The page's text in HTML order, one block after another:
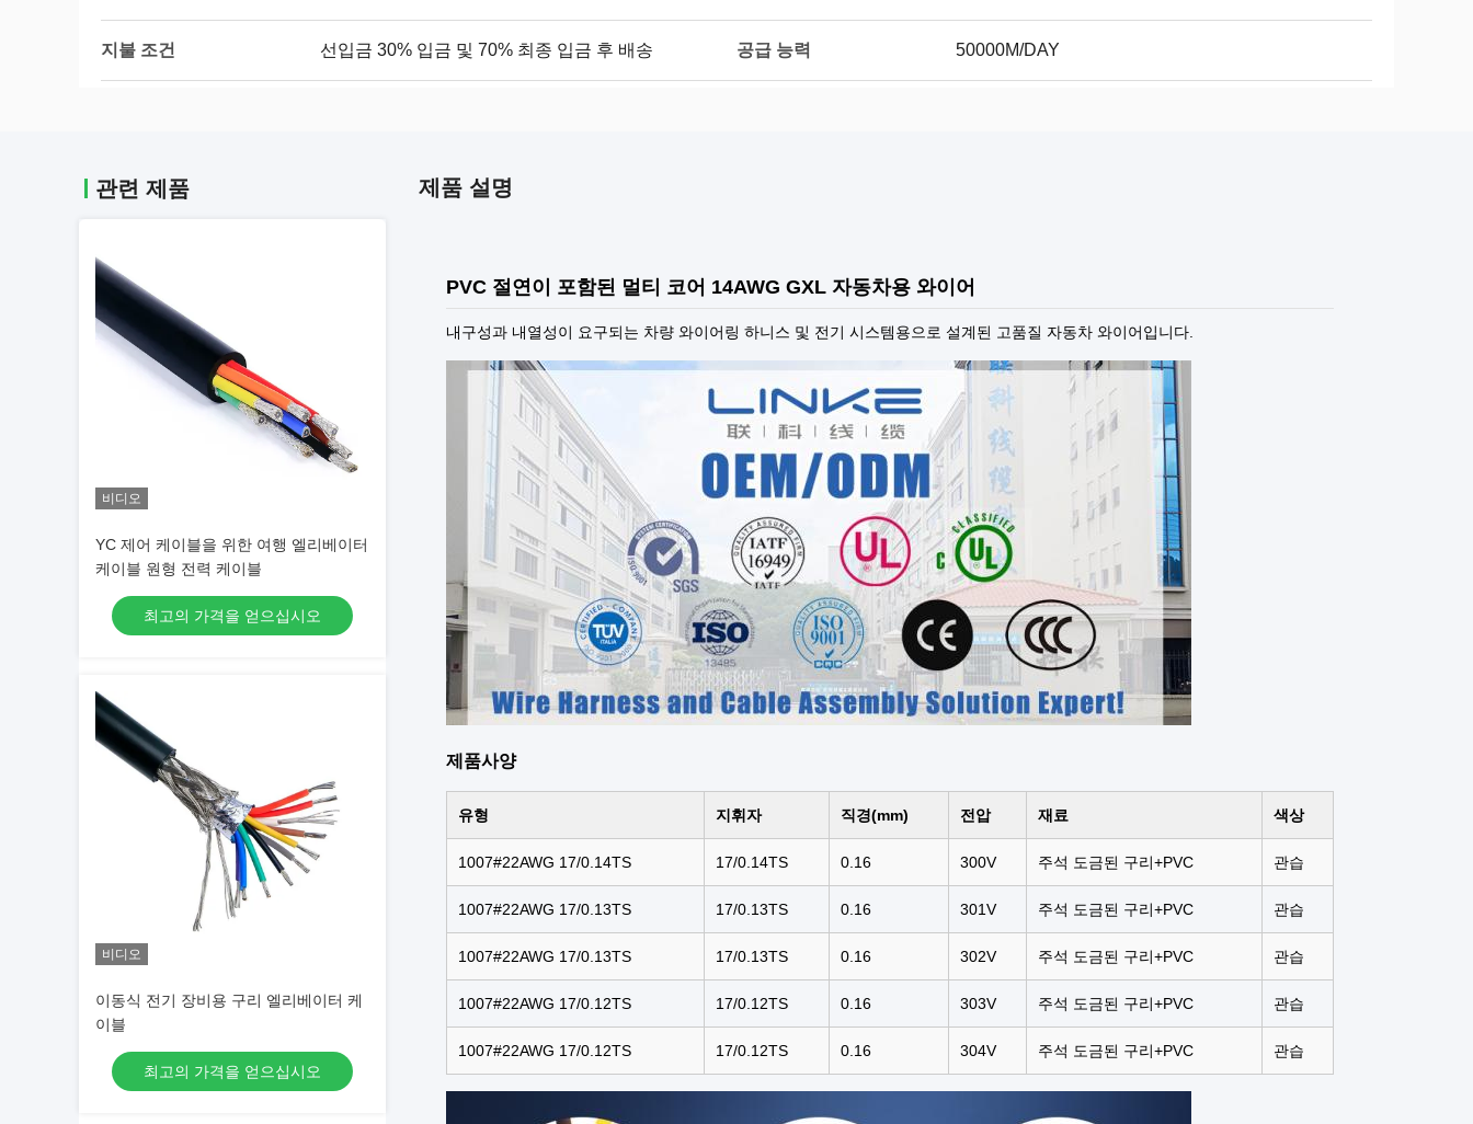
지불 조건 선입금 30% 입금 및 70% 최종 입금 후 배송 공급 능력 50000M/DAY
관련 제품
비디오
YC 제어 케이블을 위한 여행 엘리베이터
케이블 원형 전력 케이블
최고의 가격을 얻으십시오
비디오
이동식 전기 장비용 구리 엘리베이터 케
이블
최고의 가격을 얻으십시오
제품 설명
PVC 절연이 포함된 멀티 코어 14AWG GXL 자동차용 와이어
내구성과 내열성이 요구되는 차량 와이어링 하니스 및 전기 시스템용으로 설계된 고품질 자동차 와이어입니다.
제품사양
유형 지휘자 직경(mm) 전압 재료 색상
1007#22AWG 17/0.14TS 17/0.14TS 0.16 300V 주석 도금된 구리+PVC 관습
1007#22AWG 17/0.13TS 17/0.13TS 0.16 301V 주석 도금된 구리+PVC 관습
1007#22AWG 17/0.13TS 17/0.13TS 0.16 302V 주석 도금된 구리+PVC 관습
1007#22AWG 17/0.12TS 17/0.12TS 0.16 303V 주석 도금된 구리+PVC 관습
1007#22AWG 17/0.12TS 17/0.12TS 0.16 304V 주석 도금된 구리+PVC 관습